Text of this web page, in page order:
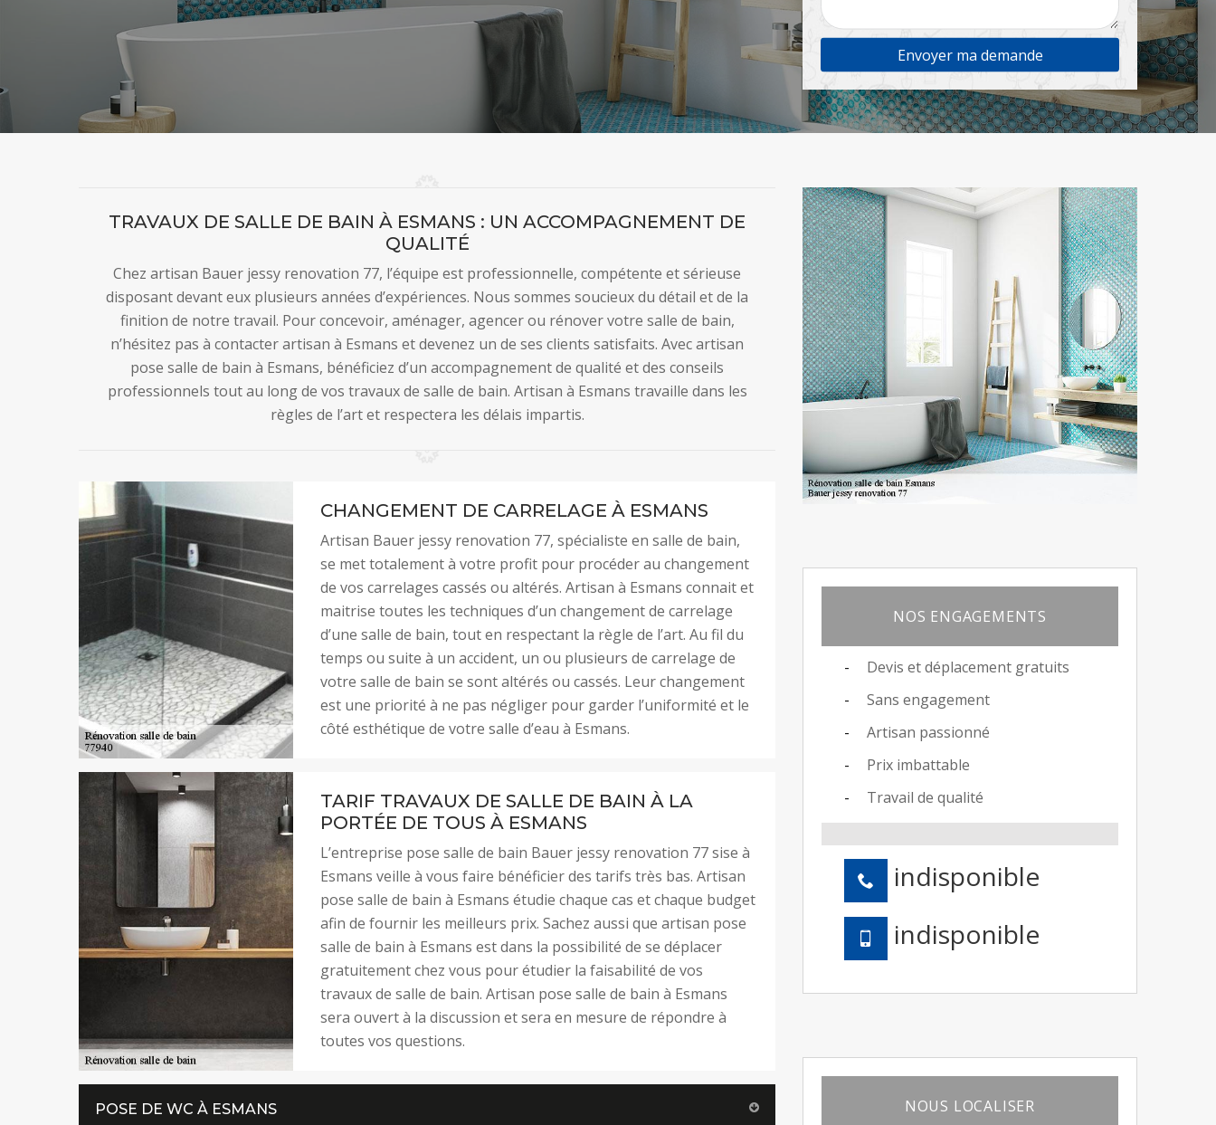
TRAVAUX DE SALLE DE BAIN À ESMANS : UN ACCOMPAGNEMENT DE
QUALITÉ
Chez artisan Bauer jessy renovation 77, l’équipe est professionnelle, compétente et sérieuse
disposant devant eux plusieurs années d’expériences. Nous sommes soucieux du détail et de la
finition de notre travail. Pour concevoir, aménager, agencer ou rénover votre salle de bain,
n’hésitez pas à contacter artisan à Esmans et devenez un de ses clients satisfaits. Avec artisan
pose salle de bain à Esmans, bénéficiez d’un accompagnement de qualité et des conseils
professionnels tout au long de vos travaux de salle de bain. Artisan à Esmans travaille dans les
règles de l’art et respectera les délais impartis.
CHANGEMENT DE CARRELAGE À ESMANS
Artisan Bauer jessy renovation 77, spécialiste en salle de bain,
se met totalement à votre profit pour procéder au changement
de vos carrelages cassés ou altérés. Artisan à Esmans connait et
maitrise toutes les techniques d’un changement de carrelage
d’une salle de bain, tout en respectant la règle de l’art. Au fil du
temps ou suite à un accident, un ou plusieurs de carrelage de
votre salle de bain se sont altérés ou cassés. Leur changement
est une priorité à ne pas négliger pour garder l’uniformité et le
côté esthétique de votre salle d’eau à Esmans.
TARIF TRAVAUX DE SALLE DE BAIN À LA
PORTÉE DE TOUS À ESMANS
L’entreprise pose salle de bain Bauer jessy renovation 77 sise à
Esmans veille à vous faire bénéficier des tarifs très bas. Artisan
pose salle de bain à Esmans étudie chaque cas et chaque budget
afin de fournir les meilleurs prix. Sachez aussi que artisan pose
salle de bain à Esmans est dans la possibilité de se déplacer
gratuitement chez vous pour étudier la faisabilité de vos
travaux de salle de bain. Artisan pose salle de bain à Esmans
sera ouvert à la discussion et sera en mesure de répondre à
toutes vos questions.
POSE DE WC À ESMANS
NOS ENGAGEMENTS
Devis et déplacement gratuits
Sans engagement
Artisan passionné
Prix imbattable
Travail de qualité
indisponible
indisponible
NOUS LOCALISER